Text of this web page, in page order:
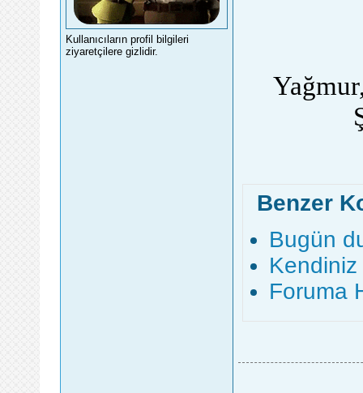
Kullanıcıların profil bilgileri
ziyaretçilere gizlidir.
Benzer
Bugün
Kendiniz
Foruma